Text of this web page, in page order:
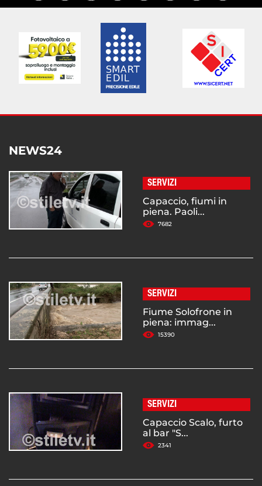
NEWS24
SERVIZI
Capaccio, fiumi in
piena. Paoli...
7682
SERVIZI
Fiume Solofrone in
piena: immag...
15390
SERVIZI
Capaccio Scalo, furto
al bar "S...
2341